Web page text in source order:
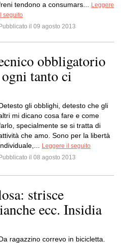
tendono a consumars...
Leggere
seguito
Pubblicato il 09 agosto 2013
obbligatorio
tanto ci
gli obblighi, detesto che gli
mi dicano cosa fare e come
specialmente se si tratta di
che amo. Sono per la libertà
Leggere il seguito
Pubblicato il 08 agosto 2013
strisce
ecc. Insidia
ragazzino correvo in bicicletta.